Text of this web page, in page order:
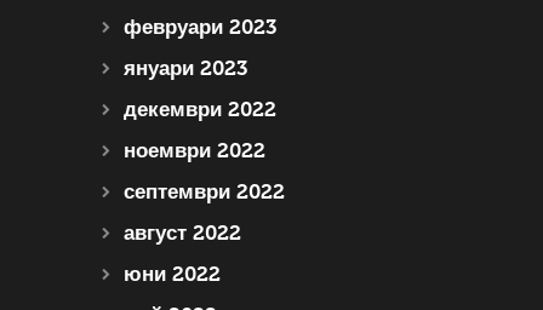
февруари 2023
януари 2023
декември 2022
ноември 2022
септември 2022
август 2022
юни 2022